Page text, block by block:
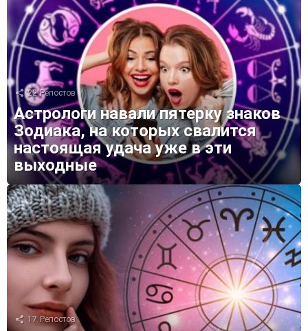
22 Репостов
Астрологи навали пятерку знаков
Зодиака, на которых свалится
настоящая удача уже в эти
выходные
17 Репостов